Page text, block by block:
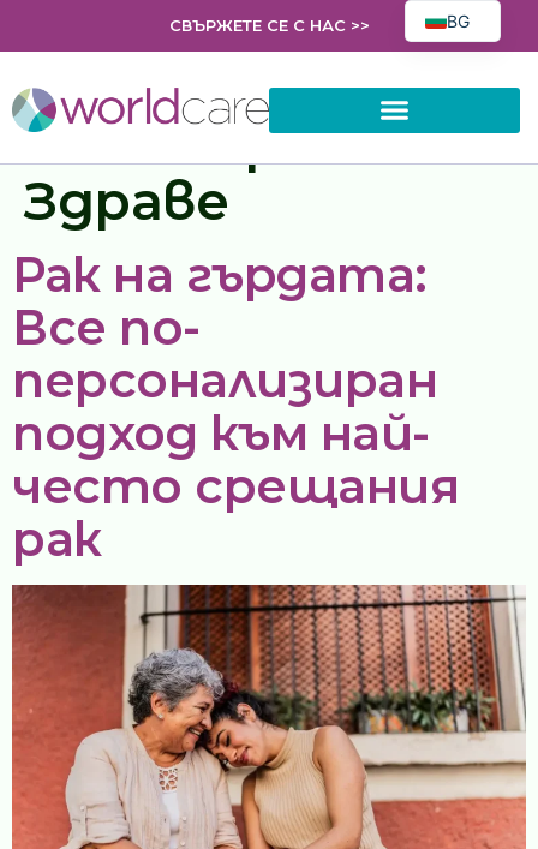
СВЪРЖЕТЕ СЕ С НАС >>
Категория:
Здраве
Рак на гърдата:
Все по-
персонализиран
подход към най-
често срещания
рак
BG
EL